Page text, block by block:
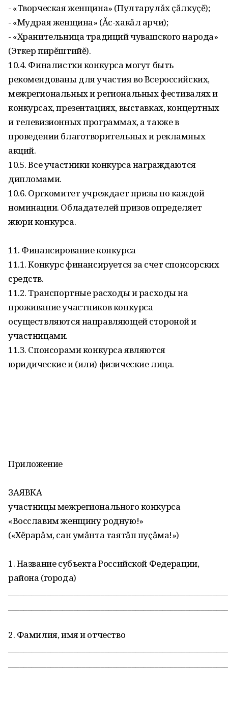
- «Творческая женщина» (Пултарулǎх çăлкуçĕ);
- «Мудрая женщина» (Ǎс-хакăл арчи);
- «Хранительница традиций чувашского народа»
(Эткер пирĕштийĕ).
10.4. Финалистки конкурса могут быть
рекомендованы для участия во Всероссийских,
межрегиональных и региональных фестивалях и
конкурсах, презентациях, выставках, концертных
и телевизионных программах, а также в
проведении благотворительных и рекламных
акций.
10.5. Все участники конкурса награждаются
дипломами.
10.6. Оргкомитет учреждает призы по каждой
номинации. Обладателей призов определяет
жюри конкурса.
11. Финансирование конкурса
11.1. Конкурс финансируется за счет спонсорских
средств.
11.2. Транспортные расходы и расходы на
проживание участников конкурса
осуществляются направляющей стороной и
участницами.
11.3. Спонсорами конкурса являются
юридические и (или) физические лица.
Приложение
ЗАЯВКА
участницы межрегионального конкурса
«Восславим женщину родную!»
(«Хĕрарǎм, сан умǎнта таятǎп пуçǎма!»)
1. Название субъекта Российской Федерации,
района (города)
2. Фамилия, имя и отчество